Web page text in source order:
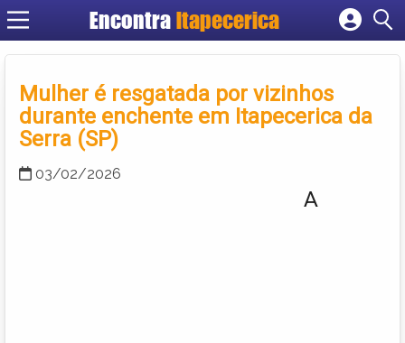
Encontra Itapecerica
Cadastrar empresa
Criar conta
Mulher é resgatada por vizinhos
durante enchente em Itapecerica da
Serra (SP)
03/02/2026
A